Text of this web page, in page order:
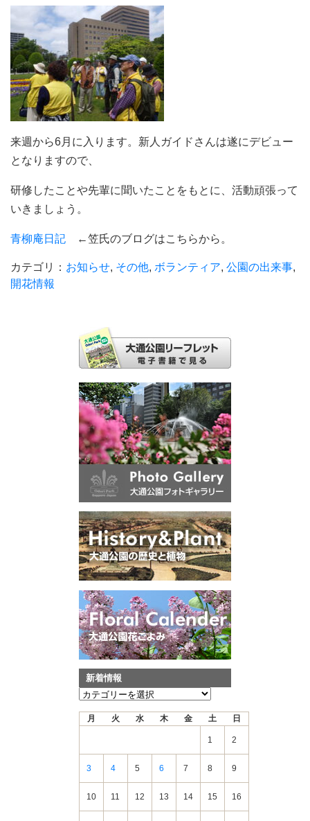
来週から6月に入ります。新人ガイドさんは遂にデビュー
となりますので、
研修したことや先輩に聞いたことをもとに、活動頑張って
いきましょう。
青柳庵日記 ←笠氏のブログはこちらから。
カテゴリ： お知らせ, その他, ボランティア, 公園の出来事,
開花情報
新着情報
新
月 火 水 木 金 土 日
1 2
3 4 5 6 7 8 9
10 11 12 13 14 15 16